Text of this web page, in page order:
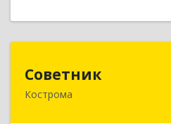
Советник
Кострома
156000, Костромская